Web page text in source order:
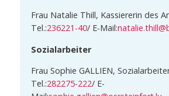
Frau Natalie Thill, Kassiererin des
Tel.:236221-40/ E-Mail:
Sozialarbeiter
Frau Sophie GALLIEN,
Tel.:282275-222/ E-